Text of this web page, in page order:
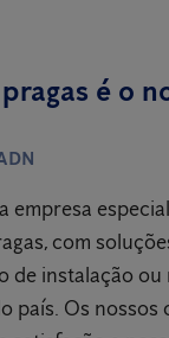
é o
empresa
com
de instalação ou
país. Os nossos